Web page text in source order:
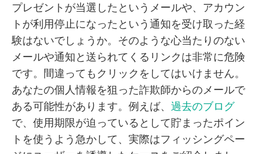
プレゼントが当選したというメールや、アカウン
トが利用停止になったという通知を受け取った経
験はないでしょうか。そのような心当たりのない
メールや通知と送られてくるリンクは非常に危険
です。間違ってもクリックをしてはいけません。
あなたの個人情報を狙った詐欺師からのメールで
ある可能性があります。例えば、 過去のブログ
で、使用期限が迫っているとして貯まったポイン
トを使うよう急かして、実際はフィッシングペー